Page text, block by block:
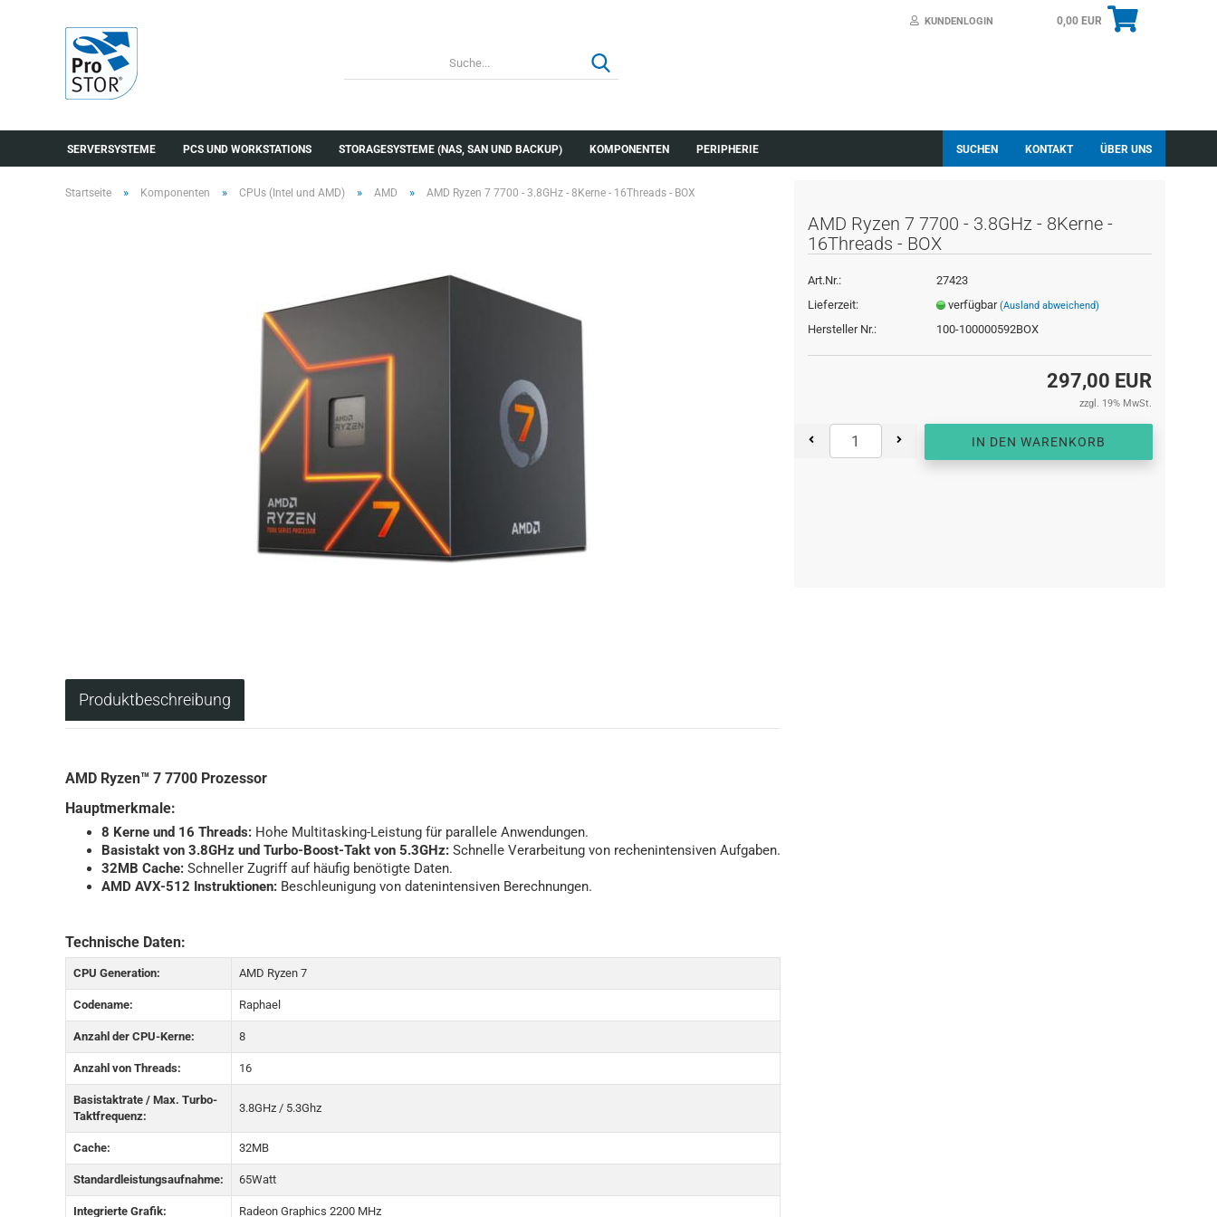
KUNDENLOGIN 0,00 EUR
SERVERSYSTEME PCS UND WORKSTATIONS STORAGESYSTEME (NAS, SAN UND BACKUP) KOMPONENTEN PERIPHERIE SUCHEN KONTAKT ÜBER UNS
Startseite » Komponenten » CPUs (Intel und AMD) » AMD » AMD Ryzen 7 7700 - 3.8GHz - 8Kerne - 16Threads - BOX
AMD Ryzen 7 7700 - 3.8GHz - 8Kerne -
16Threads - BOX
Art.Nr.:
27423
Lieferzeit:
verfügbar(Ausland abweichend)
Hersteller Nr.: 100-100000592BOX
297,00 EUR
zzgl. 19% MwSt.
Produktbeschreibung
AMD Ryzen™ 7 7700 Prozessor
Hauptmerkmale:
8 Kerne und 16 Threads: Hohe Multitasking-Leistung für parallele Anwendungen.
Basistakt von 3.8GHz und Turbo-Boost-Takt von 5.3GHz: Schnelle Verarbeitung von rechenintensiven Aufgaben.
32MB Cache: Schneller Zugriff auf häufig benötigte Daten.
AMD AVX-512 Instruktionen: Beschleunigung von datenintensiven Berechnungen.
Technische Daten:
CPU Generation: AMD Ryzen 7
Codename: Raphael
Anzahl der CPU-Kerne: 8
Anzahl von Threads: 16
Basistaktrate / Max. Turbo-
Taktfrequenz:
3.8GHz / 5.3Ghz
Cache: 32MB
Standardleistungsaufnahme: 65Watt
Integrierte Grafik: Radeon Graphics 2200 MHz